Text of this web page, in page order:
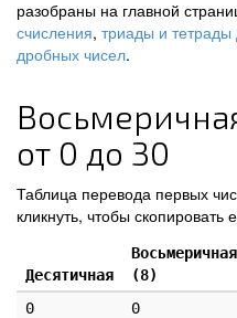
разобраны на главной
счисления, триады и
дробных чисел.
от 0 до 30
Таблица перевода первых
кликнуть, чтобы скопировать
Десятичная
Восьмеричная
(8)
0
0